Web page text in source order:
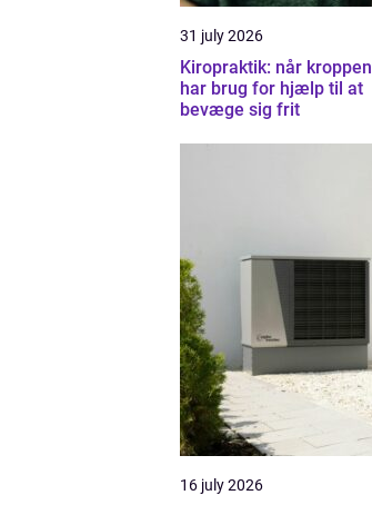
31 july 2026
Kiropraktik: når kroppen
har brug for hjælp til at
bevæge sig frit
16 july 2026